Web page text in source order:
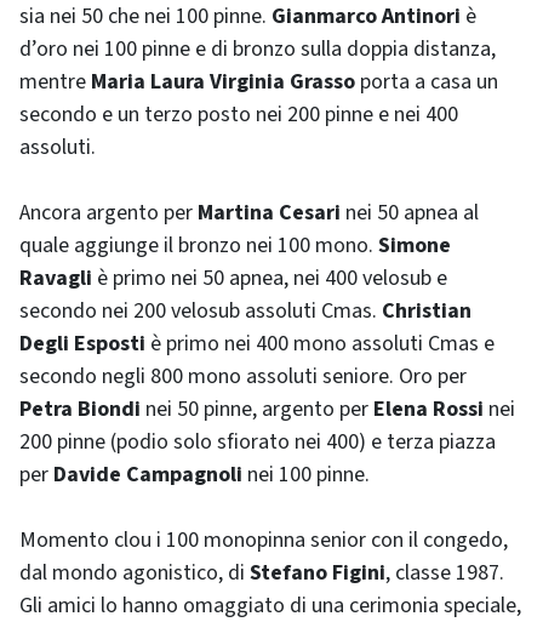
sia nei 50 che nei 100 pinne. Gianmarco Antinori è
d’oro nei 100 pinne e di bronzo sulla doppia distanza,
mentre Maria Laura Virginia Grasso porta a casa un
secondo e un terzo posto nei 200 pinne e nei 400
assoluti.
Ancora argento per Martina Cesari nei 50 apnea al
quale aggiunge il bronzo nei 100 mono. Simone
Ravagli è primo nei 50 apnea, nei 400 velosub e
secondo nei 200 velosub assoluti Cmas. Christian
Degli Esposti è primo nei 400 mono assoluti Cmas e
secondo negli 800 mono assoluti seniore. Oro per
Petra Biondi nei 50 pinne, argento per Elena Rossi nei
200 pinne (podio solo sfiorato nei 400) e terza piazza
per Davide Campagnoli nei 100 pinne.
Momento clou i 100 monopinna senior con il congedo,
dal mondo agonistico, di Stefano Figini, classe 1987.
Gli amici lo hanno omaggiato di una cerimonia speciale,